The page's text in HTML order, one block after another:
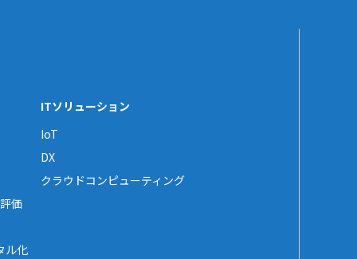
価
ル化
ITソリューション
IoT
DX
クラウドコンピューティング